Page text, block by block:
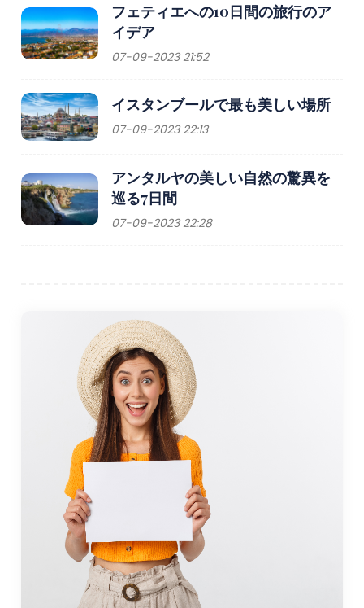
フェティエへの10日間の旅行のア
イデア
07-09-2023 21:52
イスタンブールで最も美しい場所
07-09-2023 22:13
アンタルヤの美しい自然の驚異を
巡る7日間
07-09-2023 22:28